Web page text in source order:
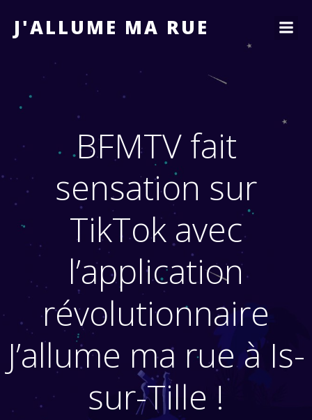
J'ALLUME MA RUE
BFMTV fait
sensation sur
TikTok avec
l’application
révolutionnaire
J’allume ma rue à Is-
sur-Tille !